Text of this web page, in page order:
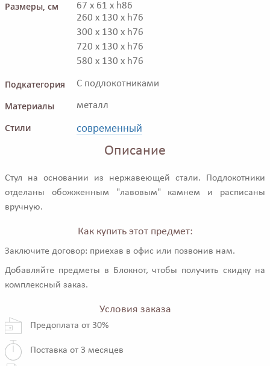
Размеры, см
67 x 61 x h86
260 x 130 x h76
300 x 130 x h76
720 x 130 x h76
580 x 130 x h76
Подкатегория С подлокотниками
Материалы металл
Стили современный
Описание
Стул на основании из нержавеющей стали. Подлокотники
отделаны обожженным "лавовым" камнем и расписаны
вручную.
Как купить этот предмет:
Заключите договор: приехав в офис или позвонив нам.
Добавляйте предметы в Блокнот, чтобы получить скидку на
комплексный заказ.
Условия заказа
Предоплата от 30%
Поставка от 3 месяцев